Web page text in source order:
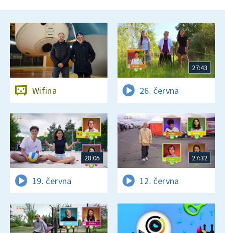
Wifina
27:43
26. června
28:05
19. června
27:32
12. června